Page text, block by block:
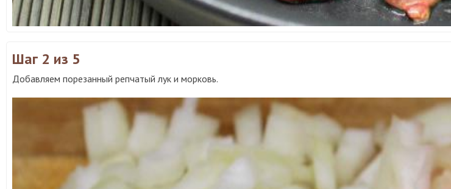
Шаг 2 из 5
Добавляем порезанный репчатый лук и морковь.